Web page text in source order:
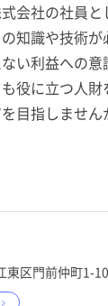
会社の社員
知識や技術が
い利益への意
役に立つ人財
目指しません
東区門前仲町1-